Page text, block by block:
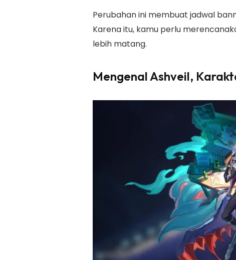
Perubahan ini membuat jadwal
Karena itu, kamu perlu
lebih matang.
Mengenal Ashveil,